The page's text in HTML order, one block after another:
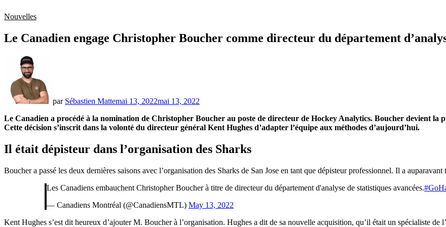
Nouvelles
Le Canadien engage Christopher Boucher comme directeur du département
par Sébastien Mattemai 13, 2022mai 13, 2022
Le Canadien a procédé à la nomination de Christopher Boucher au poste de directeur de Hockey Analytics. Boucher devient la
Cette décision s’inscrit dans la volonté du directeur général Kent Hughes d’adapter l’équipe aux méthodes d’aujourd’hui.
Il était dépisteur dans l’organisation des Sharks
Boucher a passé les deux dernières saisons avec l’organisation des Sharks de San Jose en tant que dépisteur professionnel. Il a
Les Canadiens embauchent Christopher Boucher à titre de directeur du département d'analyse de statistiques avancées.
— Canadiens Montréal (@CanadiensMTL) May 13, 2022
Kent Hughes s’est dit heureux d’ajouter M. Boucher à l’organisation. Hughes a dit de sa nouvelle acquisition, qu’il était un spécialiste de